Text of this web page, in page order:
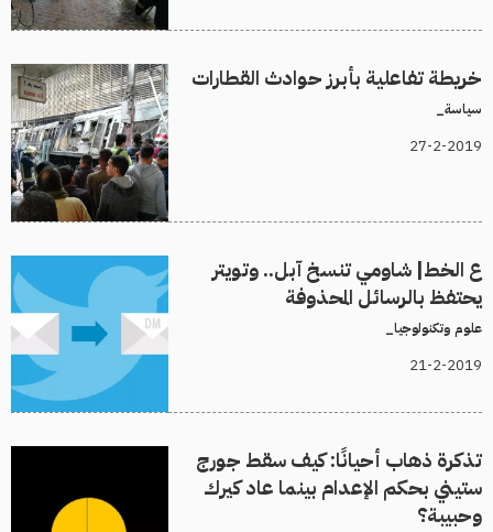
خريطة تفاعلية بأبرز حوادث القطارات
سياسة_
27-2-2019
ع الخط| شاومي تنسخ آبل.. وتويتر
يحتفظ بالرسائل المحذوفة
علوم وتكنولوجيا_
21-2-2019
تذكرة ذهاب أحيانًا: كيف سقط جورج
ستيني بحكم الإعدام بينما عاد كيرك
وحبيبة؟